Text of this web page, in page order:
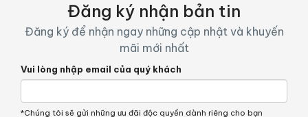
Đăng ký nhận bản tin
Đăng ký để nhận ngay những cập nhật và khuyến
mãi mới nhất
Vui lòng nhập email của quý khách
*Chúng tôi sẽ gửi những ưu đãi độc quyền dành riêng cho bạn